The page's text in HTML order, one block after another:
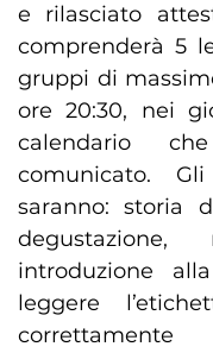
e rilasciato
comprenderà 5
gruppi di
ore 20:30, nei
calendario
comunicato.
saranno: storia
introduzione
leggere